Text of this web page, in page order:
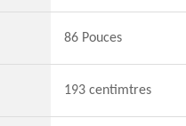
86 Pouces
193 centimtres